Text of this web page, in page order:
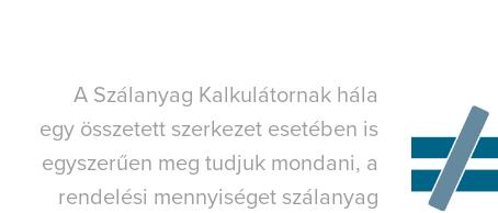
A Szálanyag Kalkulátornak hála
egy összetett szerkezet esetében is
egyszerűen meg tudjuk mondani, a
rendelési mennyiséget szálanyag